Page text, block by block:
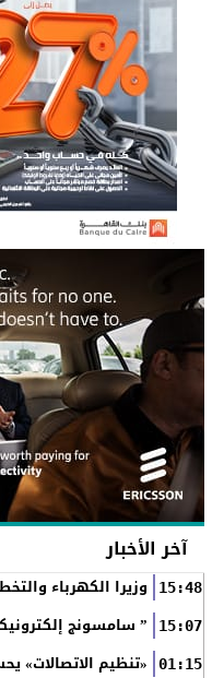
آخر الأخبار
15:48 وزيرا الكهرباء
15:07 ” سامسونج
01:15 «تنظيم الاتصالات»